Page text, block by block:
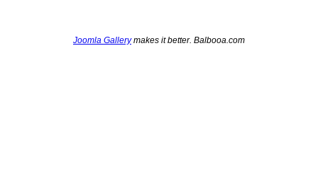
Joomla Gallerymakes it better. Balbooa.com